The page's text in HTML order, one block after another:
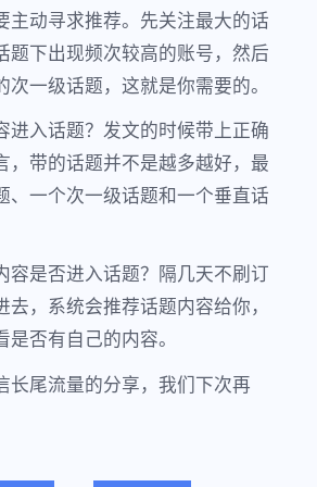
主动寻求推荐。先关注最大的话
题下出现频次较高的账号，然后
次一级话题，这就是你需要的。
进入话题？发文的时候带上正确
，带的话题并不是越多越好，最
、一个次一级话题和一个垂直话
容是否进入话题？隔几天不刷订
去，系统会推荐话题内容给你，
否有自己的内容。
长尾流量的分享，我们下次再